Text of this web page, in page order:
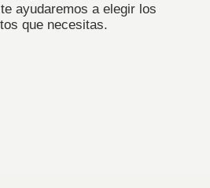
ayudaremos a elegir los
que necesitas.